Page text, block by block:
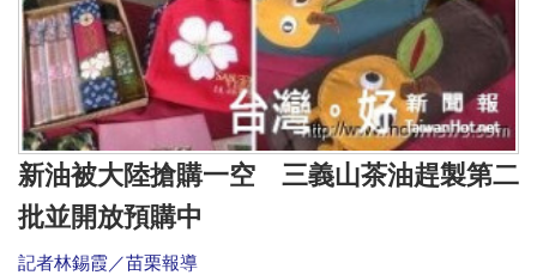
新油被大陸搶購一空 三義山茶油趕製第二
批並開放預購中
記者林錫霞／苗栗報導